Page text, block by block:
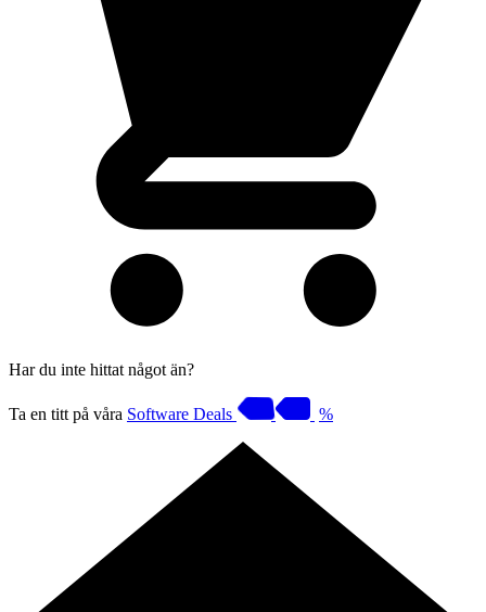
Har du inte hittat något än?
Ta en titt på våra Software Deals %